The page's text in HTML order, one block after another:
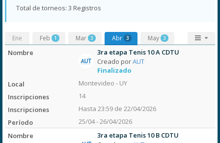
Total de torneos: 3 Registros
Ene Feb 1 Mar 3 Abr 3 May 3
3ra etapa Tenis 10 A CDTU
Creado porAUT
Finalizado
Montevideo - UY
14
Hasta 23:59 de 22/04/2026
25/04 - 26/04/2026
3ra etapa Tenis 10 B CDTU